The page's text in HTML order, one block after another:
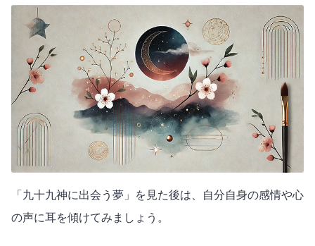
「九十九神に出会う夢」を見た後は、自分自身の感情や心
の声に耳を傾けてみましょう。